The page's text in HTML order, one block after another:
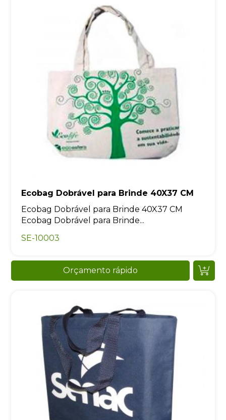
Ecobag Dobrável para Brinde 40X37 CM
Ecobag Dobrável para Brinde 40X37 CM
Ecobag Dobrável para Brinde...
SE-10003
Orçamento rápido